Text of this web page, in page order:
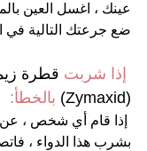
عينك ، اغسل العين
ضع جرعتك التالية في
قطرة
(Zymaxid)
بالخطأ:
إذا قام أي شخص ،
بشرب هذا الدواء ،